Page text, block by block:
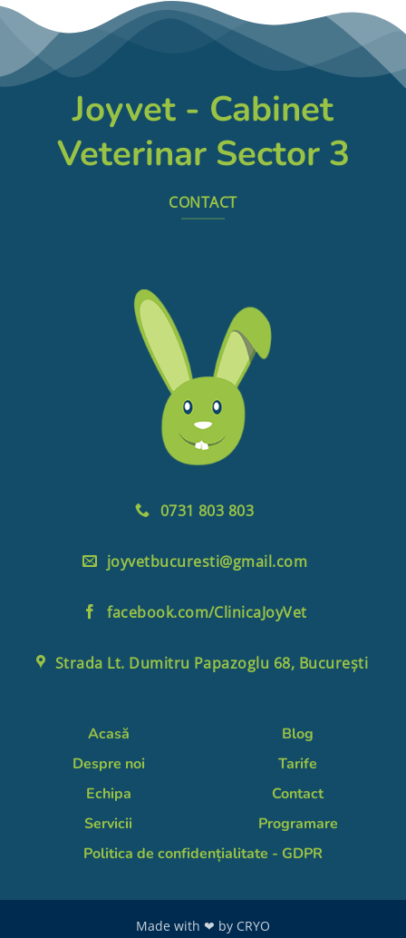
Joyvet - Cabinet
Veterinar Sector 3
CONTACT
0731 803 803
joyvetbucuresti@gmail.com
facebook.com/ClinicaJoyVet
Strada Lt. Dumitru Papazoglu 68, București
Acasă
Despre noi
Echipa
Servicii
Blog
Tarife
Contact
Programare
Politica de confidențialitate - GDPR
Made with ❤ by CRYO